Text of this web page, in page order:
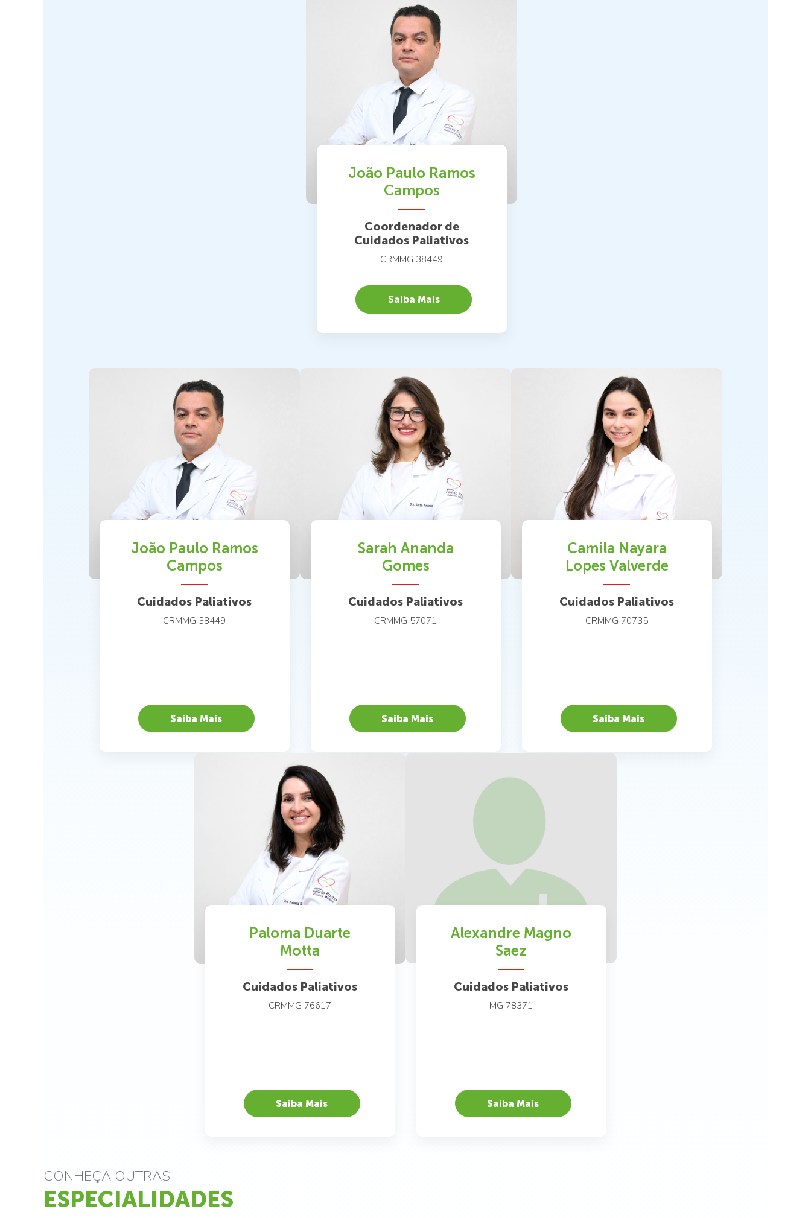
João Paulo Ramos
Campos
Coordenador de
Cuidados Paliativos
CRMMG 38449
Saiba Mais
João Paulo Ramos
Campos
Cuidados Paliativos
CRMMG 38449
Saiba Mais
Sarah Ananda
Gomes
Cuidados Paliativos
CRMMG 57071
Saiba Mais
Camila Nayara
Lopes Valverde
Cuidados Paliativos
CRMMG 70735
Saiba Mais
Paloma Duarte
Motta
Cuidados Paliativos
CRMMG 76617
Saiba Mais
Alexandre Magno
Saez
Cuidados Paliativos
MG 78371
Saiba Mais
CONHEÇA OUTRAS
ESPECIALIDADES